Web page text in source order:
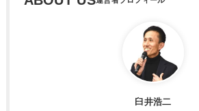
臼井浩二